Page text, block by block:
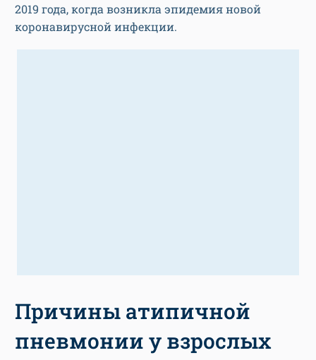
2019 года, когда возникла эпидемия новой
коронавирусной инфекции.
Причины атипичной
пневмонии у взрослых